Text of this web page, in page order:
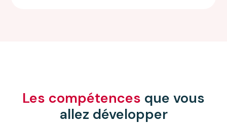
Les compétences que vous
allez développer